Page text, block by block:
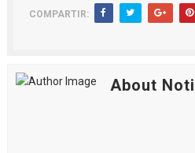
COMPARTIR:
About